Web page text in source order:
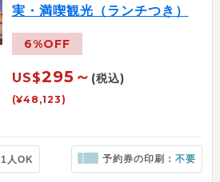
実・満喫観光（ランチつき）
6%OFF
US$295～ (税込)
(¥48,123)
1人OK 予約券の印刷：不要